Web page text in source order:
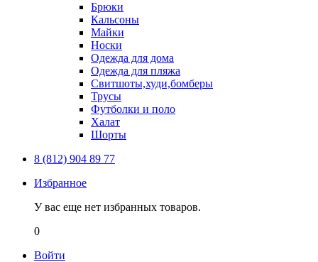
Брюки
Кальсоны
Майки
Носки
Одежда для дома
Одежда для пляжа
Свитшоты,худи,бомберы
Трусы
Футболки и поло
Халат
Шорты
8 (812) 904 89 77
Избранное
У вас еще нет избранных товаров.
0
Войти